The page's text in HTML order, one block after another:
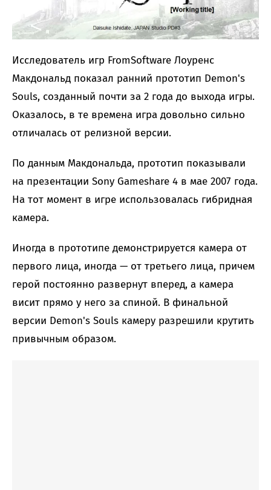
Исследователь игр FromSoftware Лоуренс
Макдональд показал ранний прототип Demon's
Souls, созданный почти за 2 года до выхода игры.
Оказалось, в те времена игра довольно сильно
отличалась от релизной версии.
По данным Макдональда, прототип показывали
на презентации Sony Gameshare 4 в мае 2007 года.
На тот момент в игре использовалась гибридная
камера.
Иногда в прототипе демонстрируется камера от
первого лица, иногда — от третьего лица, причем
герой постоянно развернут вперед, а камера
висит прямо у него за спиной. В финальной
версии Demon's Souls камеру разрешили крутить
привычным образом.